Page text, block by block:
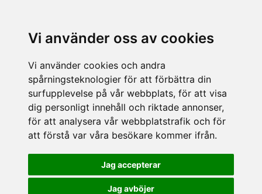
Vi använder oss av cookies
Vi använder cookies och andra
spårningsteknologier för att förbättra din
surfupplevelse på vår webbplats, för att visa
dig personligt innehåll och riktade annonser,
för att analysera vår webbplatstrafik och för
att förstå var våra besökare kommer ifrån.
Jag accepterar
Jag avböjer